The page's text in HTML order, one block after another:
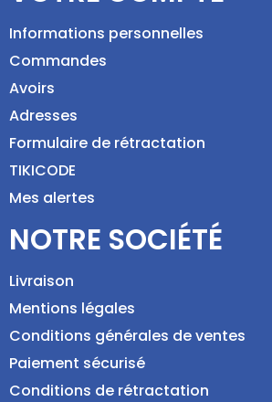
Informations personnelles
Commandes
Avoirs
Adresses
Formulaire de rétractation
TIKICODE
Mes alertes
NOTRE SOCIÉTÉ
Livraison
Mentions légales
Conditions générales de ventes
Paiement sécurisé
Conditions de rétractation